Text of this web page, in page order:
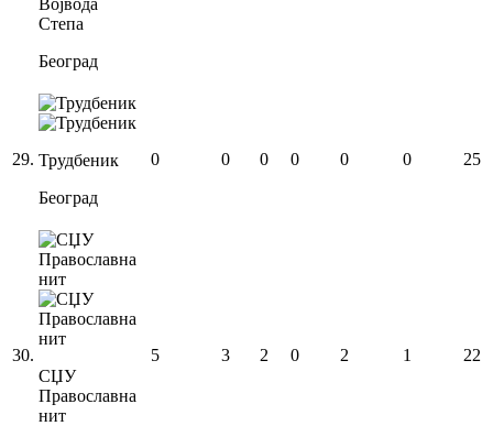
Степа
Београд
29. Трудбеник
Београд
0 0 0 0 0 0 25
30.
СЏУ
Православна
нит
5 3 2 0 2 1 22